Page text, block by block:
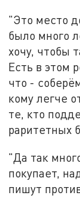
"Это место
было много
хочу, чтобы
Есть в этом
что -
кому легче
те, кто
раритетных
"Да так
покупает,
пишут